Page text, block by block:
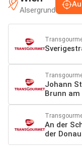
Alsergrund
Johann
Brunn am
An der
der Donau